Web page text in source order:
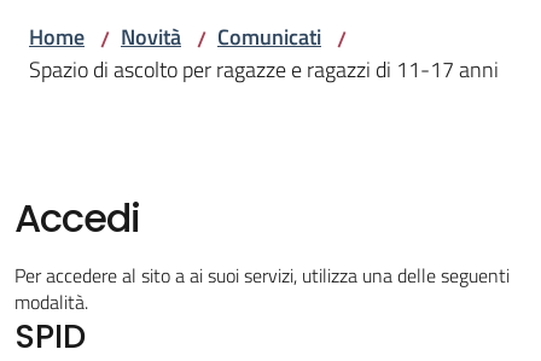
Amministrazione
Servizi
Vivere
Argelato
Home / Novità / Comunicati /
Spazio di ascolto per ragazze e ragazzi di 11-17 anni
Accedi
Per accedere al sito a ai suoi servizi, utilizza una delle seguenti
modalità.
SPID